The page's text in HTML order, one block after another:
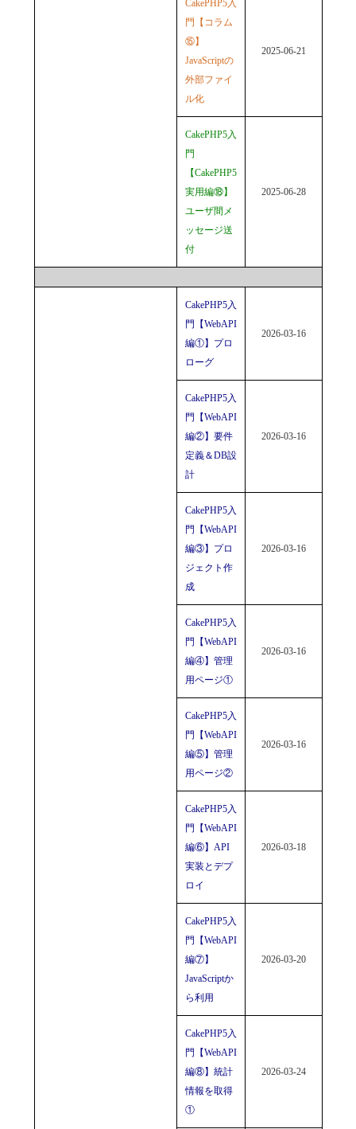
CakePHP5入
門【コラム
⑮】
JavaScriptの
外部ファイ
ル化
2025-06-21
CakePHP5入
門
【CakePHP5
実用編⑱】
ユーザ間メ
ッセージ送
付
2025-06-28
CakePHP5入
門【WebAPI
編①】プロ
ローグ
2026-03-16
CakePHP5入
門【WebAPI
編②】要件
定義＆DB設
計
2026-03-16
CakePHP5入
門【WebAPI
編③】プロ
ジェクト作
成
2026-03-16
CakePHP5入
門【WebAPI
編④】管理
用ページ①
2026-03-16
CakePHP5入
門【WebAPI
編⑤】管理
用ページ②
2026-03-16
CakePHP5入
門【WebAPI
編⑥】API
実装とデプ
ロイ
2026-03-18
CakePHP5入
門【WebAPI
編⑦】
JavaScriptか
ら利用
2026-03-20
CakePHP5入
門【WebAPI
編⑧】統計
情報を取得
①
2026-03-24